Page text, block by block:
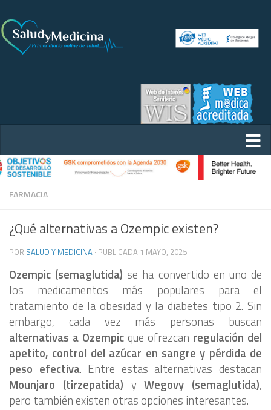
FARMACIA
¿Qué alternativas a Ozempic existen?
POR SALUD Y MEDICINA · PUBLICADA 1 MAYO, 2025
Ozempic (semaglutida) se ha convertido en uno de
los medicamentos más populares para el
tratamiento de la obesidad y la diabetes tipo 2. Sin
embargo, cada vez más personas buscan
alternativas a Ozempic que ofrezcan regulación del
apetito, control del azúcar en sangre y pérdida de
peso efectiva. Entre estas alternativas destacan
Mounjaro (tirzepatida) yWegovy (semaglutida),
pero también existen otras opciones interesantes.